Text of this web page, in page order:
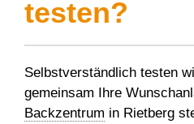
testen?
Selbstverständlich testen
gemeinsam Ihre
Backzentrum in Rietberg